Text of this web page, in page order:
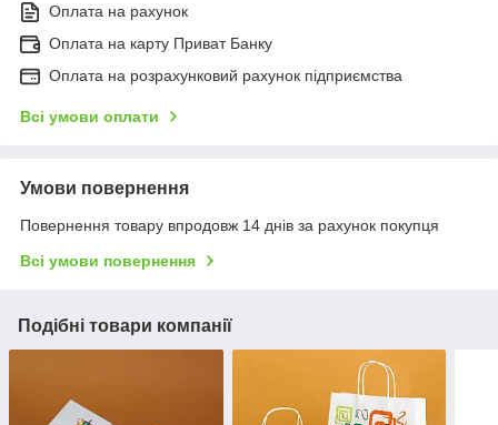
Оплата на рахунок
Оплата на карту Приват Банку
Оплата на розрахунковий рахунок підприємства
Всі умови оплати
Умови повернення
Повернення товару впродовж 14 днів за рахунок покупця
Всі умови повернення
Подібні товари компанії